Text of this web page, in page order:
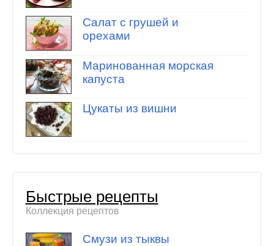
Салат с грушей и
орехами
Маринованная морская
капуста
Цукаты из вишни
Быстрые рецепты
Коллекция рецептов
Смузи из тыквы